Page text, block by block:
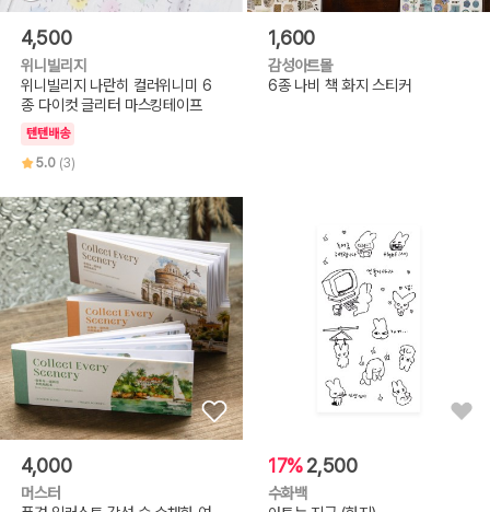
4,500
위니빌리지
위니빌리지 나란히 컬러위니미 6
종 다이컷 글리터 마스킹테이프
텐텐배송
5.0 (3)
1,600
감성아트몰
6종 나비 책 화지 스티커
4,000
머스터
17%2,500
수화백